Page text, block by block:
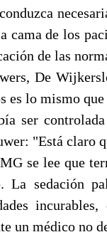
cama de los
de las
De
es lo mismo
ser
"Está claro
se lee que
La sedación
un médico no